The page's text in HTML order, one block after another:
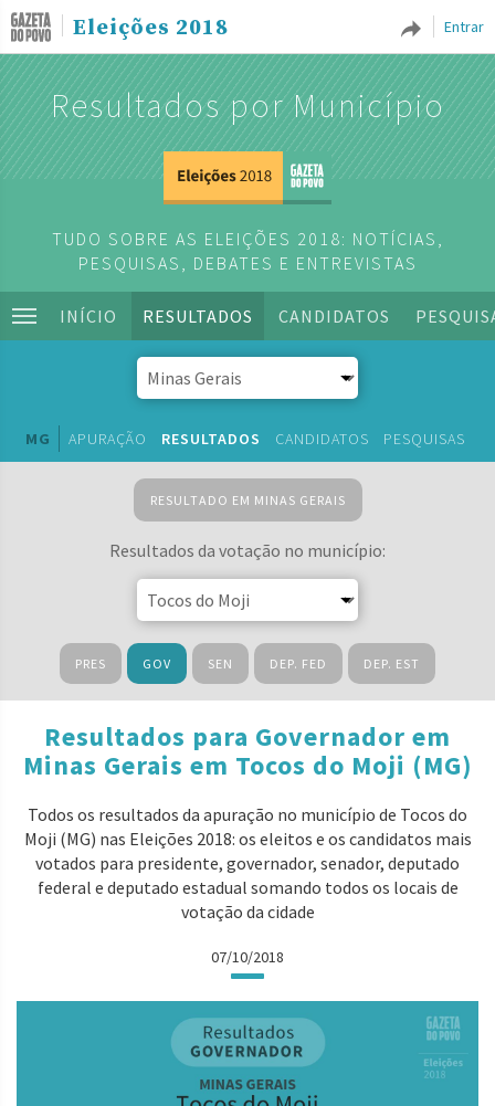
Entrar
Eleições 2018
Resultados por Município
TUDO SOBRE AS ELEIÇÕES 2018: NOTÍCIAS,
PESQUISAS, DEBATES E ENTREVISTAS
INÍCIO RESULTADOS CANDIDATOS
MG APURAÇÃO RESULTADOS CANDIDATOS PESQUISAS
RESULTADO EM MINAS GERAIS
Resultados da votação no município:
PRES GOV SEN DEP. FED DEP. EST
Resultados para Governador em
Minas Gerais em Tocos do Moji (MG)
Todos os resultados da apuração no município de Tocos do
Moji (MG) nas Eleições 2018: os eleitos e os candidatos mais
votados para presidente, governador, senador, deputado
federal e deputado estadual somando todos os locais de
votação da cidade
07/10/2018